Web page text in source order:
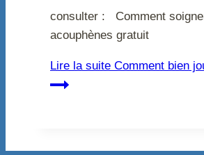
consulter : Comment
acouphènes gratuit
Lire la suite Comment bien